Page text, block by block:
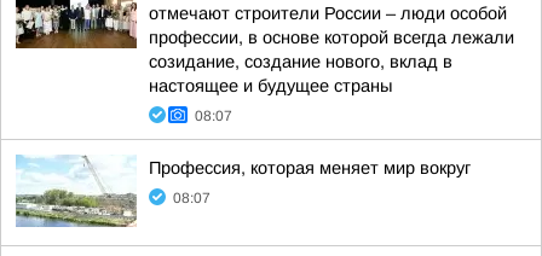
отмечают строители России – люди особой
профессии, в основе которой всегда лежали
созидание, создание нового, вклад в
настоящее и будущее страны
08:07
Профессия, которая меняет мир вокруг
08:07